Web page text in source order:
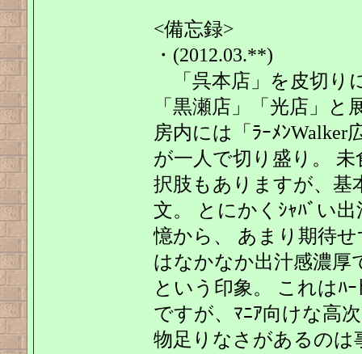
<備忘録>
・(2012.03.**)
「呉本店」を皮切り
「黒瀬店」「光店」
房内には「ﾗｰﾒﾝWalker
が一人で切り盛り。
択肢もありますが、基
文。 とにかくｼｬﾊﾞい
憶から、 あまり期待
はなかなか出汁感濃厚
という印象。 これはﾊ
ですが、ﾏﾆｱ向けな高
物足りなさがあるのは